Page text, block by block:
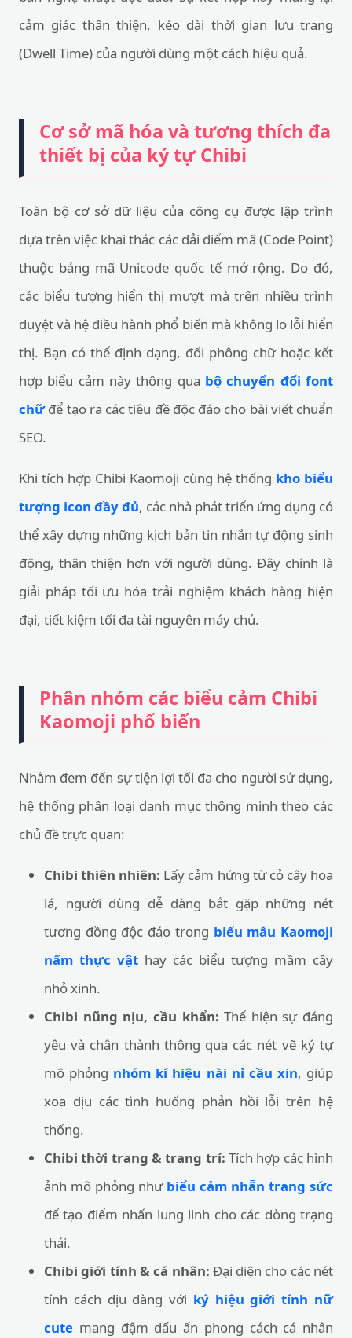
cảm giác thân thiện, kéo dài thời gian lưu trang
(Dwell Time) của người dùng một cách hiệu quả.
Cơ sở mã hóa và tương thích đa
thiết bị của ký tự Chibi
Toàn bộ cơ sở dữ liệu của công cụ được lập trình
dựa trên việc khai thác các dải điểm mã (Code Point)
thuộc bảng mã Unicode quốc tế mở rộng. Do đó,
các biểu tượng hiển thị mượt mà trên nhiều trình
duyệt và hệ điều hành phổ biến mà không lo lỗi hiển
thị. Bạn có thể định dạng, đổi phông chữ hoặc kết
hợp biểu cảm này thông qua bộ chuyển đổi font
chữđể tạo ra các tiêu đề độc đáo cho bài viết chuẩn
SEO.
Khi tích hợp Chibi Kaomoji cùng hệ thống kho biểu
tượng icon đầy đủ, các nhà phát triển ứng dụng có
thể xây dựng những kịch bản tin nhắn tự động sinh
động, thân thiện hơn với người dùng. Đây chính là
giải pháp tối ưu hóa trải nghiệm khách hàng hiện
đại, tiết kiệm tối đa tài nguyên máy chủ.
Phân nhóm các biểu cảm Chibi
Kaomoji phổ biến
Nhằm đem đến sự tiện lợi tối đa cho người sử dụng,
hệ thống phân loại danh mục thông minh theo các
chủ đề trực quan:
Chibi thiên nhiên: Lấy cảm hứng từ cỏ cây hoa
lá, người dùng dễ dàng bắt gặp những nét
tương đồng độc đáo trong biểu mẫu Kaomoji
nấm thực vật hay các biểu tượng mầm cây
nhỏ xinh.
Chibi nũng nịu, cầu khẩn: Thể hiện sự đáng
yêu và chân thành thông qua các nét vẽ ký tự
mô phỏng nhóm kí hiệu nài nỉ cầu xin, giúp
xoa dịu các tình huống phản hồi lỗi trên hệ
thống.
Chibi thời trang & trang trí: Tích hợp các hình
ảnh mô phỏng như biểu cảm nhẫn trang sức
để tạo điểm nhấn lung linh cho các dòng trạng
thái.
Chibi giới tính & cá nhân: Đại diện cho các nét
tính cách dịu dàng với ký hiệu giới tính nữ
cute mang đậm dấu ấn phong cách cá nhân